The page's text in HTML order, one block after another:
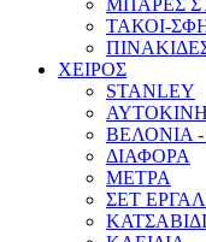
ΜΠΑΡΕΣ
ΤΑΚΟΙ-
ΧΕΙΡΟΣ
STANLEY
ΒΕΛΟΝΙΑ
ΔΙΑΦΟΡΑ
ΜΕΤΡΑ
ΣΕΤ